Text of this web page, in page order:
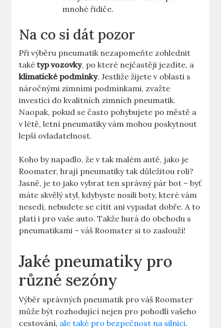
mnohé řidiče.
Na co si dát pozor
Při výběru pneumatik nezapomeňte zohlednit
takétyp vozovky, po které nejčastěji jezdíte, a
klimatické podmínky. Jestliže žijete v oblasti s
náročnými zimními podmínkami, zvažte
investici do kvalitních zimních pneumatik.
Naopak, pokud se často pohybujete po městě a
v létě, letní pneumatiky vám mohou poskytnout
lepší ovladatelnost.
Koho by napadlo, že v tak malém autě, jako je
Roomster, hrají pneumatiky tak důležitou roli?
Jasně, je to jako vybrat ten správný pár bot – byť
máte skvělý styl, kdybyste nosili boty, které vám
nesedí, nebudete se cítit ani vypadat dobře. A to
platí i pro vaše auto. Takže hurá do obchodu s
pneumatikami – váš Roomster si to zaslouží!
Jaké pneumatiky pro
různé sezóny
Výběr správných pneumatik pro váš Roomster
může být rozhodující nejen pro pohodlí vašeho
cestování, ale také pro bezpečnost na silnici.